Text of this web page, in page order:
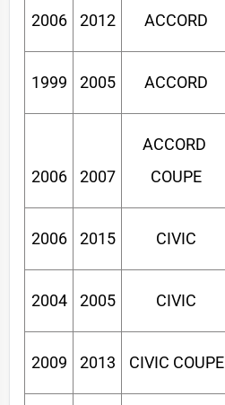
2006 2012 ACCORD
1999 2005 ACCORD
2006 2007
ACCORD
COUPE
2006 2015 CIVIC
2004 2005 CIVIC
2009 2013 CIVIC COUPE